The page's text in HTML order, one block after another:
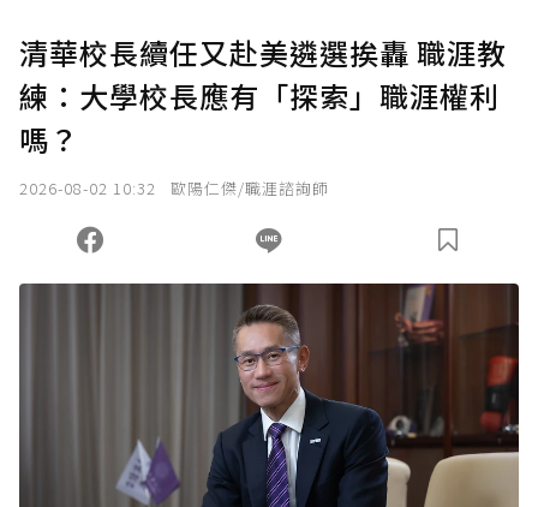
確認送出
您當前剩餘 U 利點數：0點；前往 購買點數
清華校長續任又赴美遴選挨轟 職涯教
練：大學校長應有「探索」職涯權利
嗎？
2026-08-02 10:32 歐陽仁傑/職涯諮詢師